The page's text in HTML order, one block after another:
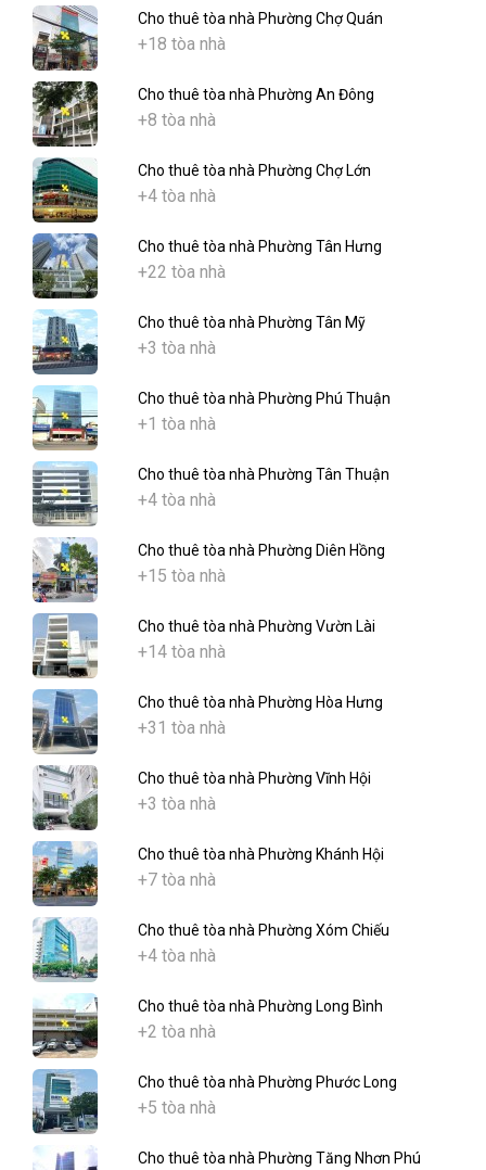
Cho thuê tòa nhà Phường Chợ Quán
+18 tòa nhà
Cho thuê tòa nhà Phường An Đông
+8 tòa nhà
Cho thuê tòa nhà Phường Chợ Lớn
+4 tòa nhà
Cho thuê tòa nhà Phường Tân Hưng
+22 tòa nhà
Cho thuê tòa nhà Phường Tân Mỹ
+3 tòa nhà
Cho thuê tòa nhà Phường Phú Thuận
+1 tòa nhà
Cho thuê tòa nhà Phường Tân Thuận
+4 tòa nhà
Cho thuê tòa nhà Phường Diên Hồng
+15 tòa nhà
Cho thuê tòa nhà Phường Vườn Lài
+14 tòa nhà
Cho thuê tòa nhà Phường Hòa Hưng
+31 tòa nhà
Cho thuê tòa nhà Phường Vĩnh Hội
+3 tòa nhà
Cho thuê tòa nhà Phường Khánh Hội
+7 tòa nhà
Cho thuê tòa nhà Phường Xóm Chiếu
+4 tòa nhà
Cho thuê tòa nhà Phường Long Bình
+2 tòa nhà
Cho thuê tòa nhà Phường Phước Long
+5 tòa nhà
Cho thuê tòa nhà Phường Tăng Nhơn Phú